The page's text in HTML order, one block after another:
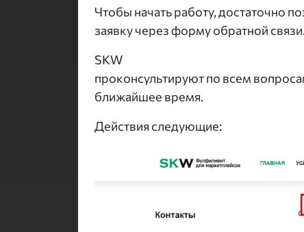
Чтобы начать работу, достаточно
заявку через форму обратной
SKW
проконсультируют по всем
ближайшее время.
Действия следующие: